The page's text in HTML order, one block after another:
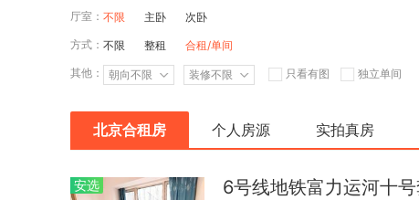
厅室： 不限 主卧
次卧
方式： 不限 整租
合租/单间
其他：
朝向不限 装修不限 只看有图 独立单间
北京合租房 个人房源 实拍真房
安选